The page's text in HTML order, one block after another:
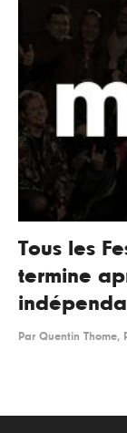
Tous les
termine
Par Quentin Thome,